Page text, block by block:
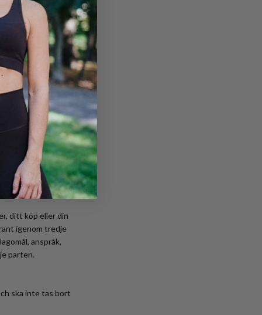
övervakar, har
”i mån av tillgång”
Vi har inget ansvar
eget gottfinnande,
den eller de
av nya verktyg och
Användarvillkor.
tredje part
eller
att lämna Tjänsterna
ditt köp eller din
igenom tredje
anspråk,
parten.
ska inte tas bort